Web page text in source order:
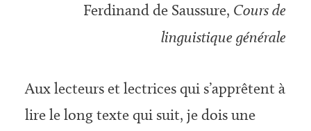
Ferdinand de Saussure, Cours de
linguistique générale
Aux lecteurs et lectrices qui s’apprêtent à
lire le long texte qui suit, je dois une